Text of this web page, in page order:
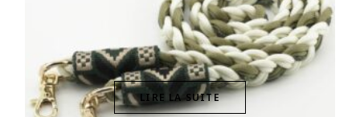
LIRE LA SUITE